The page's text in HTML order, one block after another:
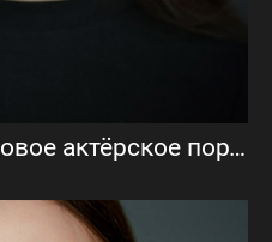
Алена Пугачёва (базовое актёрское портфолио)